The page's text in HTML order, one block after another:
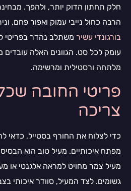
חלק תחתון הדוק יותר, ולהפך.
הרבה כחול נייבי עמוק ואפור פחם,
בורגונדי עשיר משתלב נהדר בפריטי
עומק לכל סט. הגוונים האלה עובדים
מלתחה ורסטילית ומרשימה.
פריטי החובה
צריכה
כדי לצלוח את החורף בסטייל, כדאי
מפתח איכותיים. מעיל טוב הוא
מעיל צמר מחויט למראה אלגנטי או
גשומים. לצד המעיל, סוודר איכותי